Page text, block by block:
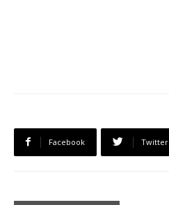
Facebook Twitter